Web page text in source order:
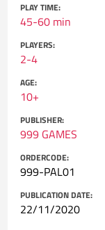
PLAY TIME:
45-60 min
PLAYERS:
2-4
AGE:
10+
PUBLISHER:
999 GAMES
ORDERCODE:
999-PAL01
PUBLICATION DATE:
22/11/2020